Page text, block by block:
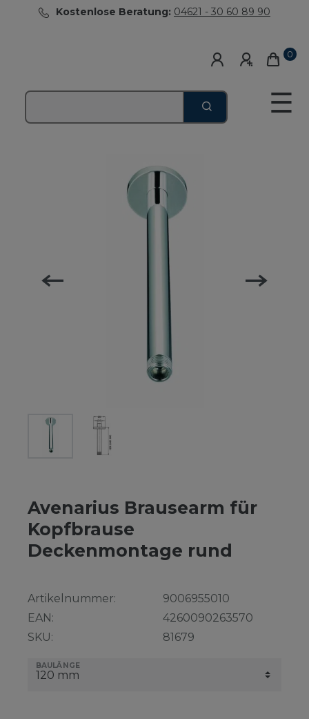
Kostenlose Beratung: 04621 - 30 60 89 90
0
☰
Avenarius Brausearm für
Kopfbrause
Deckenmontage rund
Artikelnummer:
EAN:
SKU:
9006955010
4260090263570
81679
BAULÄNGE